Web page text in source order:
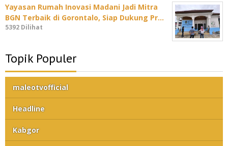
Yayasan Rumah Inovasi Madani Jadi Mitra
BGN Terbaik di Gorontalo, Siap Dukung Pr…
5392 Dilihat
Topik Populer
maleotvofficial
Headline
Kabgor